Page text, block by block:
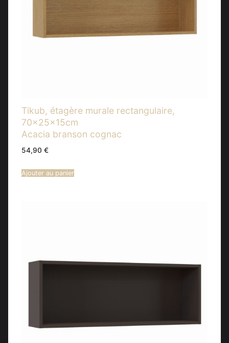
Tikub, étagère murale rectangulaire,
70x25x15cm
Acacia branson cognac
54,90 €
Ajouter au panier